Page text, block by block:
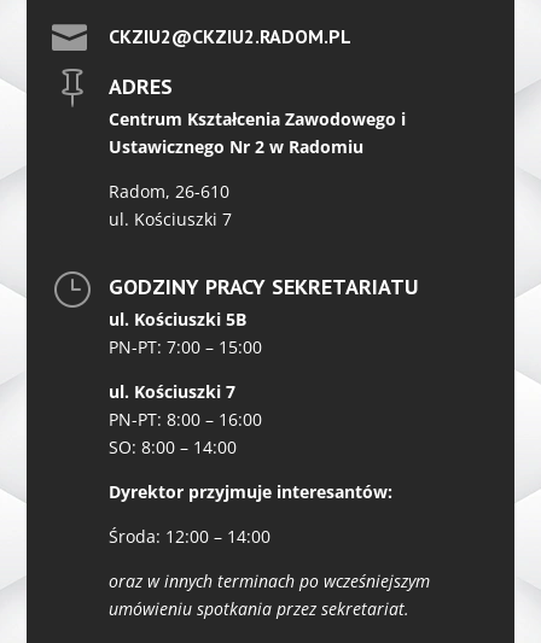
 CKZIU2@CKZIU2.RADOM.PL
 ADRES
Centrum Kształcenia Zawodowego i
Ustawicznego Nr 2 w Radomiu
Radom, 26-610
ul. Kościuszki 7
} GODZINY PRACY SEKRETARIATU
ul. Kościuszki 5B
PN-PT: 7:00 – 15:00
ul. Kościuszki 7
PN-PT: 8:00 – 16:00
SO: 8:00 – 14:00
Dyrektor przyjmuje interesantów:
Środa: 12:00 – 14:00
oraz w innych terminach po wcześniejszym
umówieniu spotkania przez sekretariat.